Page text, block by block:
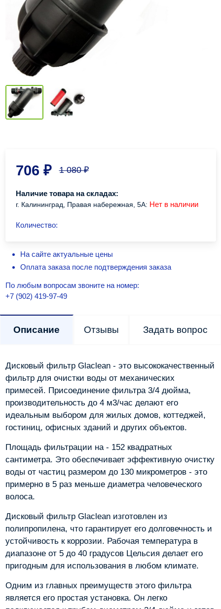
706 ₽ 1 080₽
Наличие товара на складах:
г. Калининград, Правая набережная, 5А: Нет в наличии
Количество:
На сайте актуальные цены
Оплата заказа после подтверждения заказа
По любым вопросам звоните на номер:
+7 (902) 419-97-49
Описание Отзывы Задать вопрос
Дисковый фильтр Glaclean - это высококачественный
фильтр для очистки воды от механических
примесей. Присоединение фильтра 3/4 дюйма,
производительность до 4 м3/час делают его
идеальным выбором для жилых домов, коттеджей,
гостиниц, офисных зданий и других объектов.
Площадь фильтрации на - 152 квадратных
сантиметра. Это обеспечивает эффективную очистку
воды от частиц размером до 130 микрометров - это
примерно в 5 раз меньше диаметра человеческого
волоса.
Дисковый фильтр Glaclean изготовлен из
полипропилена, что гарантирует его долговечность и
устойчивость к коррозии. Рабочая температура в
диапазоне от 5 до 40 градусов Цельсия делает его
пригодным для использования в любом климате.
Одним из главных преимуществ этого фильтра
является его простая установка. Он легко